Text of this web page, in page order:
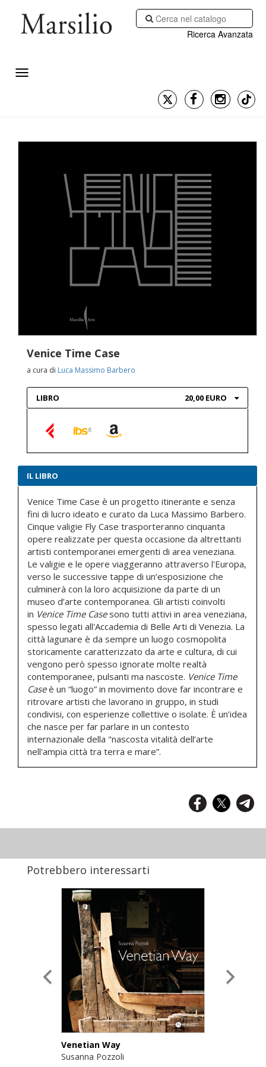
Ricerca Avanzata
Venice Time Case
a cura di Luca Massimo Barbero
LIBRO 20,00 EURO
IL LIBRO
Venice Time Case è un progetto itinerante e senza
fini di lucro ideato e curato da Luca Massimo Barbero.
Cinque valigie Fly Case trasporteranno cinquanta
opere realizzate per questa occasione da altrettanti
artisti contemporanei emergenti di area veneziana.
Le valigie e le opere viaggeranno attraverso l'Europa,
verso le successive tappe di un’esposizione che
culminerà con la loro acquisizione da parte di un
museo d’arte contemporanea. Gli artisti coinvolti
in Venice Time Casesono tutti attivi in area veneziana,
spesso legati all'Accademia di Belle Arti di Venezia. La
città lagunare è da sempre un luogo cosmopolita
storicamente caratterizzato da arte e cultura, di cui
vengono però spesso ignorate molte realtà
contemporanee, pulsanti ma nascoste. Venice Time
Caseè un “luogo” in movimento dove far incontrare e
ritrovare artisti che lavorano in gruppo, in studi
condivisi, con esperienze collettive o isolate. È un’idea
che nasce per far parlare in un contesto
internazionale della "nascosta vitalità dell’arte
nell'ampia città tra terra e mare”.
Potrebbero interessarti
Venetian Way
Susanna Pozzoli